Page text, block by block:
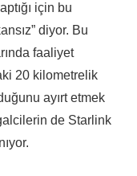
için bu
diyor. Bu
faaliyet
20 kilometrelik
ayırt etmek
de Starlink